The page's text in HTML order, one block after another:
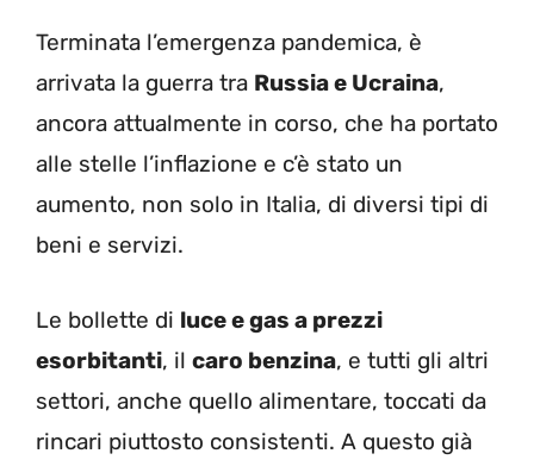
Terminata l’emergenza pandemica, è
arrivata la guerra tra Russia e Ucraina,
ancora attualmente in corso, che ha portato
alle stelle l’inflazione e c’è stato un
aumento, non solo in Italia, di diversi tipi di
beni e servizi.
Le bollette di luce e gas a prezzi
esorbitanti, il caro benzina, e tutti gli altri
settori, anche quello alimentare, toccati da
rincari piuttosto consistenti. A questo già